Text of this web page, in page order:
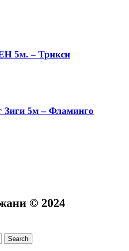
5м. – Трикси
Зиги 5м – Фламинго
© 2024
Search